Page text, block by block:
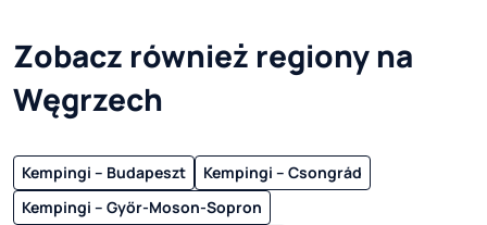
Zobacz również regiony na
Węgrzech
Kempingi – Budapeszt
Kempingi – Csongrád
Kempingi – Győr-Moson-Sopron